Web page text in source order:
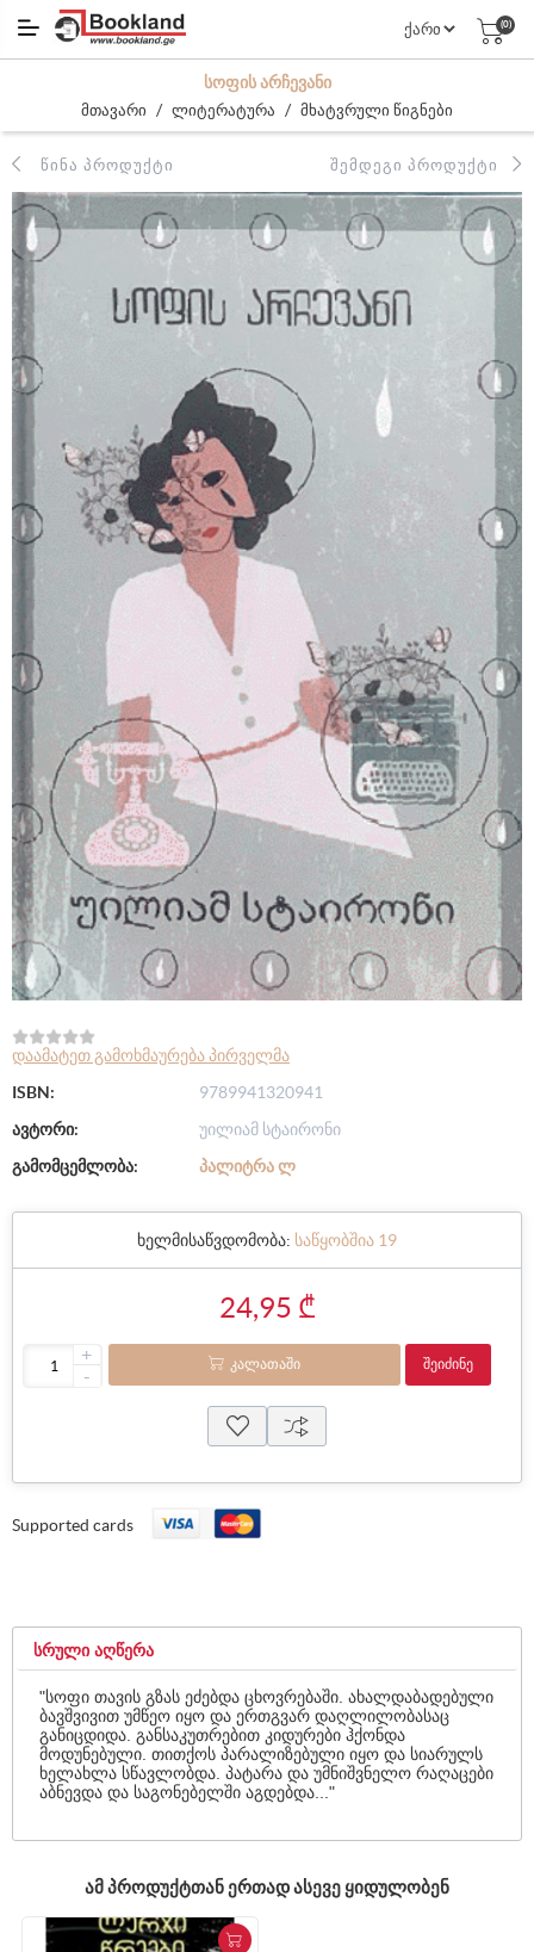
(0)
ᲡᲝᲤᲘᲡ ᲐᲠᲩᲔᲕᲐᲜᲘ
მთავარი / ლიტერატურა / მხატვრული წიგნები
ᲬᲘᲜᲐ ᲞᲠᲝᲓᲣᲥᲢᲘ ᲨᲔᲛᲓᲔᲒᲘ ᲞᲠᲝᲓᲣᲥᲢᲘ
დაამატეთ გამოხმაურება პირველმა
ISBN:
9789941320941
ავტორი:
უილიამ სტაირონი
გამომცემლობა:
ᲞᲐᲚᲘᲢᲠᲐ Ლ
ხელმისაწვდომობა: საწყობშია 19
24,95 ₾
+
-
ᲙᲐᲚᲐᲗᲐᲨᲘ ᲨᲔᲘᲫᲘᲜᲔ
Supported cards
ᲡᲠᲣᲚᲘ ᲐᲦᲬᲔᲠᲐ
"სოფი თავის გზას ეძებდა ცხოვრებაში. ახალდაბადებული
ბავშვივით უმწეო იყო და ერთგვარ დაღლილობასაც
განიცდიდა. განსაკუთრებით კიდურები ჰქონდა
მოდუნებული. თითქოს პარალიზებული იყო და სიარულს
ხელახლა სწავლობდა. პატარა და უმნიშვნელო რაღაცები
აბნევდა და საგონებელში აგდებდა..."
ᲐᲛ ᲞᲠᲝᲓᲣᲥᲢᲗᲐᲜ ᲔᲠᲗᲐᲓ ᲐᲡᲔᲕᲔ ᲧᲘᲓᲣᲚᲝᲑᲔᲜ